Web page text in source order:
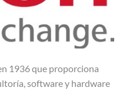
1936 que proporciona
software y hardware